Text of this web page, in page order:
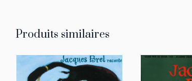
Produits similaires